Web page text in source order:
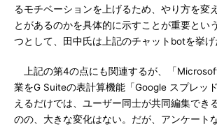
るモチベーションを上げるため、やり方を変
とがあるのかを具体的に示すことが重要とい
つとして、田中氏は上記のチャットbotを挙げ
上記の第4の点にも関連するが、「
業をG Suiteの表計算機能「Google スプレッ
えるだけでは、ユーザー同士が共同編集でき
のの、大きな変化はない。だが、アンケート